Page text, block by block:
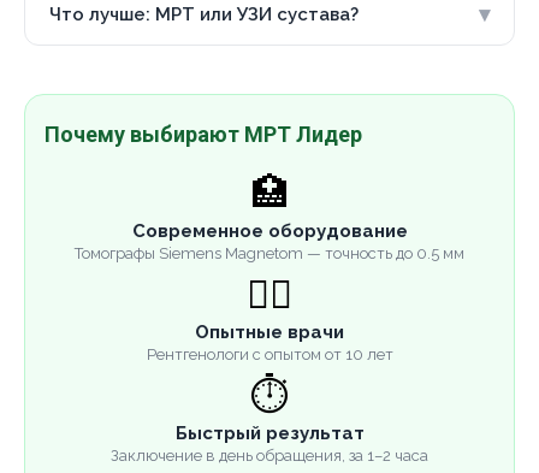
Что лучше: МРТ или УЗИ сустава? ▾
Почему выбирают МРТ Лидер
🏥
Современное оборудование
Томографы Siemens Magnetom — точность до 0.5 мм
👨‍⚕️
Опытные врачи
Рентгенологи с опытом от 10 лет
⏱️
Быстрый результат
Заключение в день обращения, за 1–2 часа